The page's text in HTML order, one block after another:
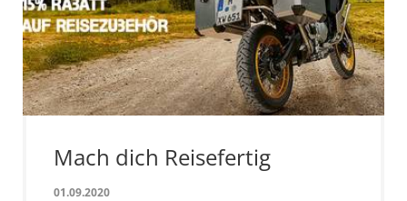
Mach dich Reisefertig
01.09.2020